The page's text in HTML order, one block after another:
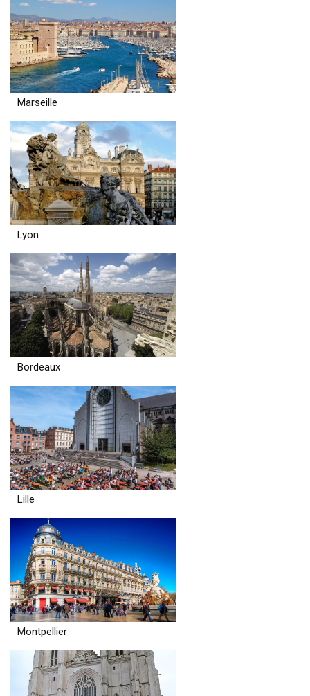
Marseille
Lyon
Bordeaux
Lille
Montpellier